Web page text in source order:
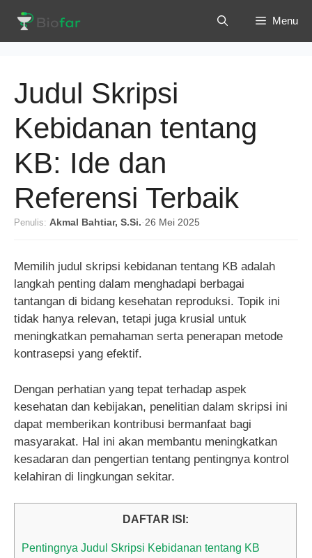
isi
Menu
Judul Skripsi
Kebidanan tentang
KB: Ide dan
Referensi Terbaik
Penulis: Akmal Bahtiar, S.Si. · 26 Mei 2025
Memilih judul skripsi kebidanan tentang KB adalah
langkah penting dalam menghadapi berbagai
tantangan di bidang kesehatan reproduksi. Topik ini
tidak hanya relevan, tetapi juga krusial untuk
meningkatkan pemahaman serta penerapan metode
kontrasepsi yang efektif.
Dengan perhatian yang tepat terhadap aspek
kesehatan dan kebijakan, penelitian dalam skripsi ini
dapat memberikan kontribusi bermanfaat bagi
masyarakat. Hal ini akan membantu meningkatkan
kesadaran dan pengertian tentang pentingnya kontrol
kelahiran di lingkungan sekitar.
DAFTAR ISI:
Pentingnya Judul Skripsi Kebidanan tentang KB